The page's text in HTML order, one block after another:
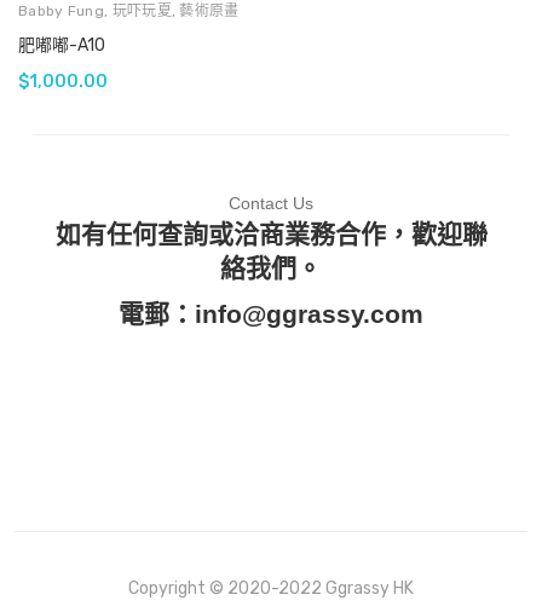
Babby Fung 玩吓玩夏 藝術原畫
肥嘟嘟-A10
$1,000.00
Contact Us
如有任何查詢或洽商業務合作，歡迎聯
絡我們。
電郵： info@ggrassy.com
Copyright © 2020-2022 Ggrassy HK